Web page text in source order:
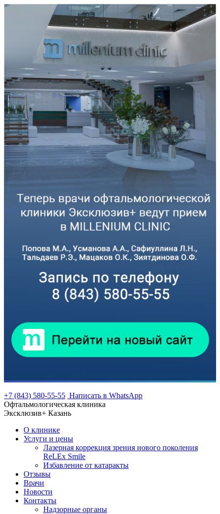
+7 (843) 580-55-55 Написать в WhatsApp
Офтальмологическая клиника
Эксклюзив+ Казань
О клинике
Услуги и цены
Лазерная коррекция зрения нового поколения
ReLEx Smile
Избавление от катаракты
Отзывы
Врачи
Новости
Контакты
Надзорные органы